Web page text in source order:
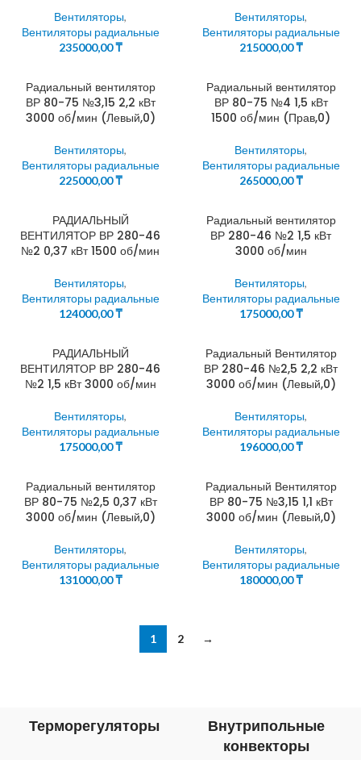
Вентиляторы,
Вентиляторы радиальные
235000,00₸
Вентиляторы,
Вентиляторы радиальные
215000,00₸
Радиальный вентилятор
ВР 80-75 №3,15 2,2 кВт
3000 об/мин (Левый,0)
Вентиляторы,
Вентиляторы радиальные
225000,00₸
Радиальный вентилятор
ВР 80-75 №4 1,5 кВт
1500 об/мин (Прав,0)
Вентиляторы,
Вентиляторы радиальные
265000,00₸
РАДИАЛЬНЫЙ
ВЕНТИЛЯТОР ВР 280-46
№2 0,37 кВт 1500 об/мин
Вентиляторы,
Вентиляторы радиальные
124000,00₸
Радиальный вентилятор
ВР 280-46 №2 1,5 кВт
3000 об/мин
Вентиляторы,
Вентиляторы радиальные
175000,00₸
РАДИАЛЬНЫЙ
ВЕНТИЛЯТОР ВР 280-46
№2 1,5 кВт 3000 об/мин
Вентиляторы,
Вентиляторы радиальные
175000,00₸
Радиальный Вентилятор
ВР 280-46 №2,5 2,2 кВт
3000 об/мин (Левый,0)
Вентиляторы,
Вентиляторы радиальные
196000,00₸
Радиальный вентилятор
ВР 80-75 №2,5 0,37 кВт
3000 об/мин (Левый,0)
Вентиляторы,
Вентиляторы радиальные
131000,00₸
Радиальный Вентилятор
ВР 80-75 №3,15 1,1 кВт
3000 об/мин (Левый,0)
Вентиляторы,
Вентиляторы радиальные
180000,00₸
1 2 →
Терморегуляторы
Внутрипольные
конвекторы